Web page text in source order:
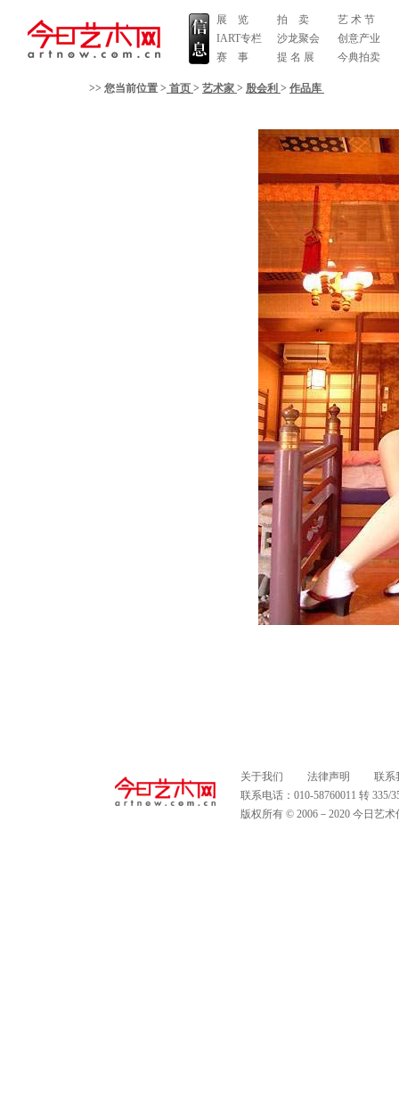
展 览
IART专栏
赛 事
拍 卖
沙龙聚会
提 名 展
艺 术 节
创意产业
今典拍卖
>> 您当前位置 > 首页 > 艺术家 > 殷会利 > 作品库
关于我们 法律声明
联系
联系电话：010-58760011 转
版权所有 © 2006－2020 今日艺